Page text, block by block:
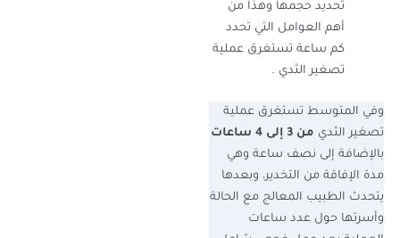
تحديد حجمها وهذا من
أهم العوامل التي تحدد
كم ساعة تستغرق عملية
تصغير الثدي .
وفي المتوسط تستغرق عملية
تصغير الثدي من 3 إلى 4 ساعات
بالإضافة إلى نصف ساعة وهي
مدة الإفاقة من التخدير، وبعدها
يتحدث الطبيب المعالج مع الحالة
وأسرتها حول عدد ساعات